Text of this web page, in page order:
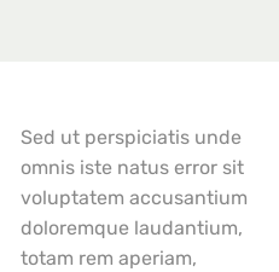
Sed ut perspiciatis unde
omnis iste natus error sit
voluptatem accusantium
doloremque laudantium,
totam rem aperiam,